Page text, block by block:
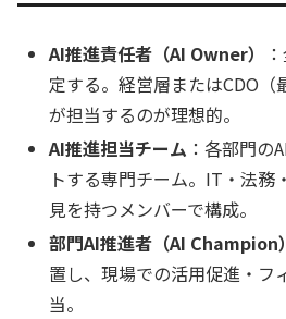
AI推進責任者（AI Owner）
定する。経営層またはCDO（
が担当するのが理想的。
AI推進担当チーム ：各部門の
トする専門チーム。IT・法務
見を持つメンバーで構成。
部門AI推進者（AI Champion）
置し、現場での活用促進・フ
当。